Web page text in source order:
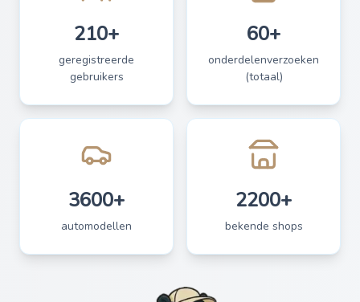
210+
geregistreerde
gebruikers
60+
onderdelenverzoeken
(totaal)
3600+
automodellen
2200+
bekende shops